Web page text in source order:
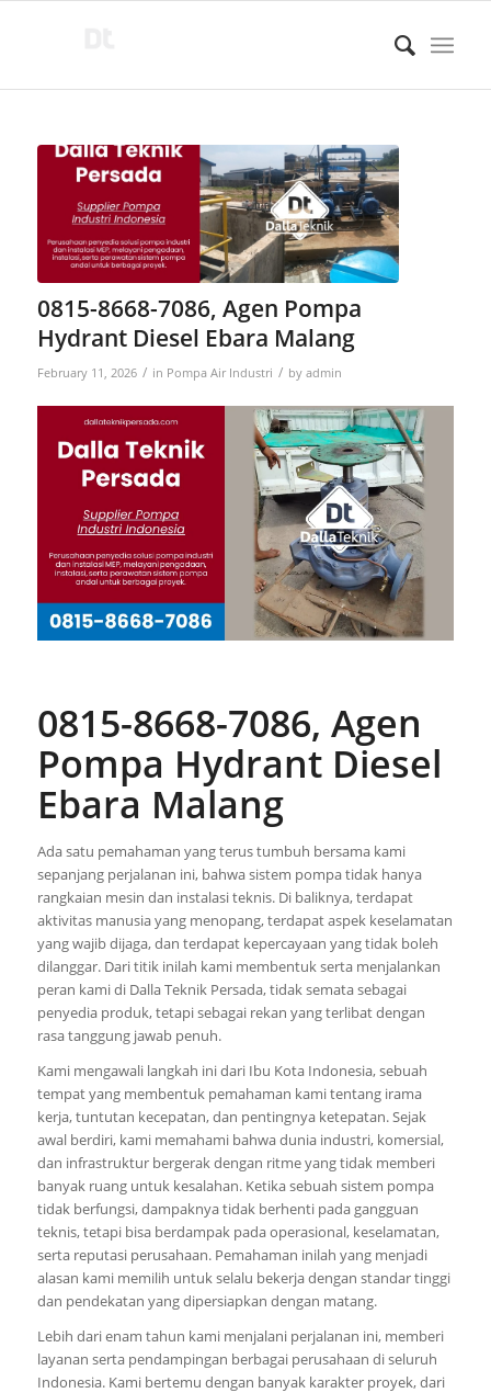
0815-8668-7086, Agen Pompa
Hydrant Diesel Ebara Malang
February 11, 2026 / in Pompa Air Industri / by admin
0815-8668-7086, Agen
Pompa Hydrant Diesel
Ebara Malang
Ada satu pemahaman yang terus tumbuh bersama kami
sepanjang perjalanan ini, bahwa sistem pompa tidak hanya
rangkaian mesin dan instalasi teknis. Di baliknya, terdapat
aktivitas manusia yang menopang, terdapat aspek keselamatan
yang wajib dijaga, dan terdapat kepercayaan yang tidak boleh
dilanggar. Dari titik inilah kami membentuk serta menjalankan
peran kami di Dalla Teknik Persada, tidak semata sebagai
penyedia produk, tetapi sebagai rekan yang terlibat dengan
rasa tanggung jawab penuh.
Kami mengawali langkah ini dari Ibu Kota Indonesia, sebuah
tempat yang membentuk pemahaman kami tentang irama
kerja, tuntutan kecepatan, dan pentingnya ketepatan. Sejak
awal berdiri, kami memahami bahwa dunia industri, komersial,
dan infrastruktur bergerak dengan ritme yang tidak memberi
banyak ruang untuk kesalahan. Ketika sebuah sistem pompa
tidak berfungsi, dampaknya tidak berhenti pada gangguan
teknis, tetapi bisa berdampak pada operasional, keselamatan,
serta reputasi perusahaan. Pemahaman inilah yang menjadi
alasan kami memilih untuk selalu bekerja dengan standar tinggi
dan pendekatan yang dipersiapkan dengan matang.
Lebih dari enam tahun kami menjalani perjalanan ini, memberi
layanan serta pendampingan berbagai perusahaan di seluruh
Indonesia. Kami bertemu dengan banyak karakter proyek, dari